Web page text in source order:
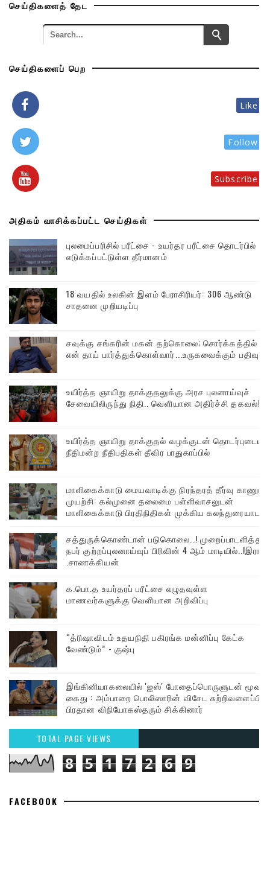
செய்திகளைத் தேட
செய்திகளைப் பெற
Like
Follow
Subscribe
அதிகம் வாசிக்கப்பட்ட செய்திகள்
புலமைப்பரிசில் பரீட்சை - உயர்தர பரீட்சை தொடர்பில்
எடுக்கப்பட்டுள்ள தீர்மானம்
18 வயதில் உலகின் இளம் பேராசிரியர்: 306 ஆண்டு
சாதனை முறியடிப்பு
சவுக்கு சங்கரின் மகன் தற்கொலை; சொர்க்கத்தில்
என் தாய் பார்த்துக்கொள்வார்...உருகவைக்கும் பதிவு
உயிர்த்த ஞாயிறு தாக்குதலுக்கு அரச புலனாய்வுச்
சேவையிலிருந்து நிதி.. வெளியான அதிர்ச்சி தகவல்!
உயிர்த்த ஞாயிறு தாக்குதல் வழக்குடன் தொடர்புடைய
நீதிமன்ற நீதிபதிகள் தீவிர பாதுகாப்பில்
மாளிகைக்காடு மையவாடிக்கு நிரந்தரத் தீர்வு காணும்
முயற்சி: கல்முனை தலைமை பள்ளிவாசலுடன்
மாளிகைக்காடு பிரதிநிதிகள் முக்கிய கலந்துரையாடல்
சத்துருக்கொண்டான் படுகொலை..! முறைப்பாடளித்த
நபர் குற்றப்புலனாய்வுப் பிரிவின் 4 ஆம் மாடியில்..!இரா
.சாணக்கியன்
க.பொ.த உயர்தரப் பரீட்சை எழுதவுள்ள
மாணவர்களுக்கு வெளியான அறிவிப்பு
“த்ரிஷாவிடம் உதயநிதி பகிரங்க மன்னிப்பு கேட்க
வேண்டும்” - குஷ்பு
இங்கினியாகலையில் 'ஐஸ்' போதைப்பொருளுடன் மூவர்
கைது : அம்பாறை பொலிஸாரின் விசேட சுற்றிவளைப்பில்
பிரதான விநியோகஸ்தரும் சிக்கினார்
TOTAL PAGE VIEWS
8 5 1 7 2 6 9
FACEBOOK